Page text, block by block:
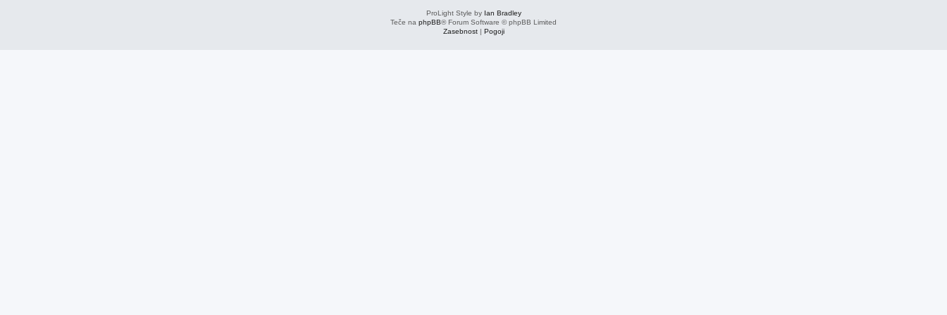
ProLight Style by Ian Bradley
Teče na phpBB® Forum Software © phpBB Limited
Zasebnost| Pogoji